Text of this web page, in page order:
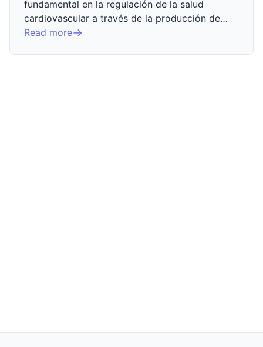
fundamental en la regulación de la salud
cardiovascular a través de la producción de…
Read more